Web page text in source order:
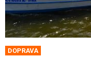
DOPRAVA